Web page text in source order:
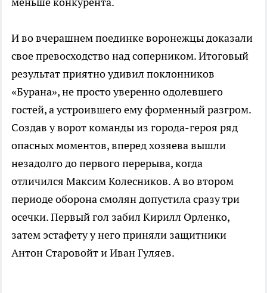
И во вчерашнем поединке воронежцы доказали
свое превосходство над соперником. Итоговый
результат приятно удивил поклонников
«Бурана», не просто уверенно одолевшего
гостей, а устроившего ему форменный разгром.
Создав у ворот команды из города-героя ряд
опасных моментов, вперед хозяева вышли
незадолго до первого перерыва, когда
отличился Максим Колесников. А во втором
периоде оборона смолян допустила сразу три
осечки. Первый гол забил Кирилл Орленко,
затем эстафету у него приняли защитники
Антон Старовойт и Иван Гуляев.